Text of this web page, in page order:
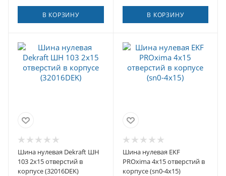
В КОРЗИНУ В КОРЗИНУ
Шина нулевая Dekraft ШН
103 2х15 отверстий в
корпусе (32016DEK)
Шина нулевая EKF
PROxima 4х15 отверстий в
корпусе (sn0-4х15)